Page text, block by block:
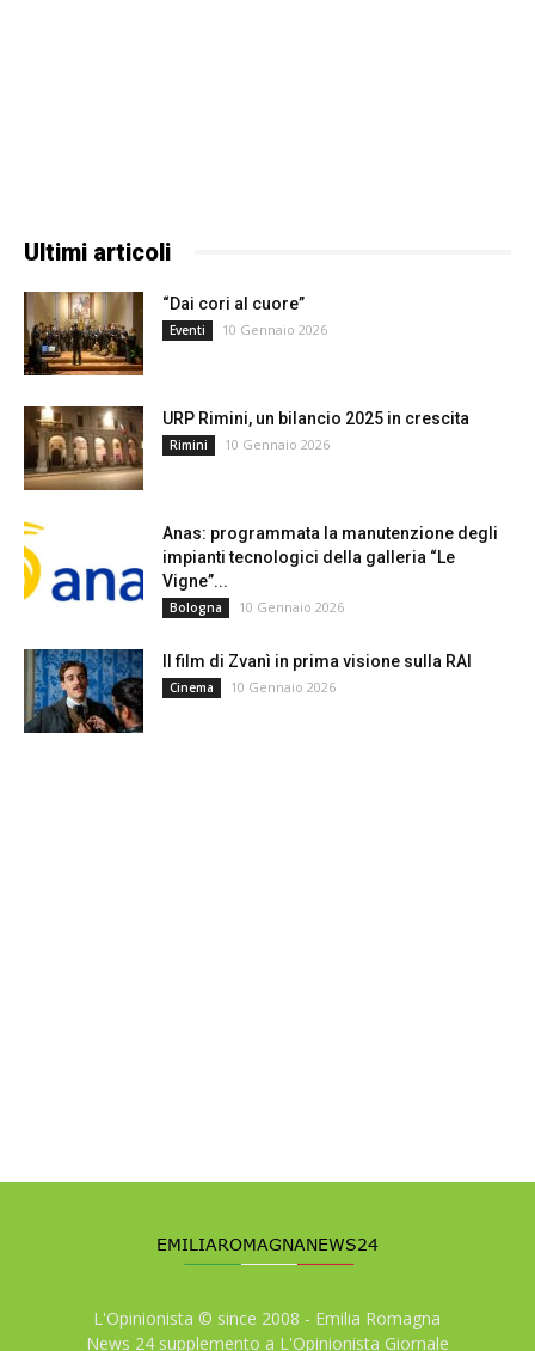
Ultimi articoli
“Dai cori al cuore”
Eventi 10 Gennaio 2026
URP Rimini, un bilancio 2025 in crescita
Rimini 10 Gennaio 2026
Anas: programmata la manutenzione degli
impianti tecnologici della galleria “Le
Vigne”...
Bologna 10 Gennaio 2026
Il film di Zvanì in prima visione sulla RAI
Cinema 10 Gennaio 2026
L'Opinionista © since 2008 - Emilia Romagna
News 24 supplemento a L'Opinionista Giornale